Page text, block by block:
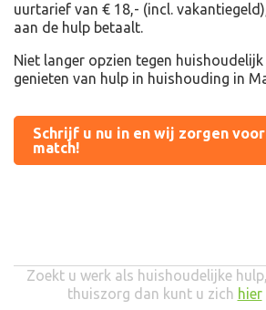
uurtarief van € 18,- (incl.
aan de hulp betaalt.
Niet langer opzien tegen
genieten van hulp in huishouding in
Schrijf u nu in en wij zorgen
match!
Zoekt u werk als huishoudelijke
thuiszorg dan kunt u zich hier